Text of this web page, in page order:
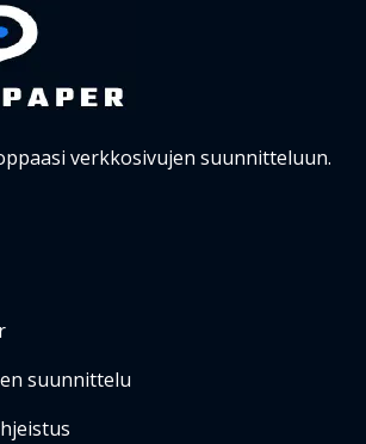
verkkosivujen suunnitteluun.
suunnittelu